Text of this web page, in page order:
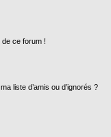
de ce forum !
liste d’amis ou d’ignorés ?